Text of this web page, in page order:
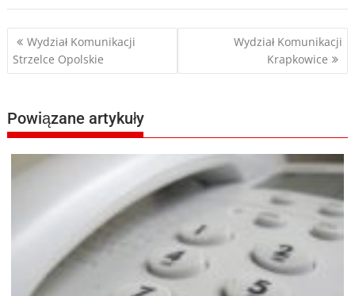
Nawigacja
wpisu
Wydział Komunikacji
Strzelce Opolskie
Wydział Komunikacji
Krapkowice
Powiązane artykuły